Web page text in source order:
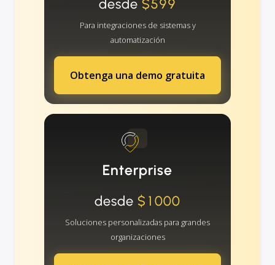
desde $599
Para integraciones de sistemas y
automatización
Obtenga una demo gratuita
Enterprise
desde $1000
Soluciones personalizadas para grandes
organizaciones